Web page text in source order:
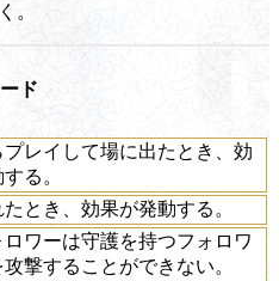
。
ド
レイして場に出たとき、効
る。
とき、効果が発動する。
ワーは守護を持つフォロワ
撃することができない。